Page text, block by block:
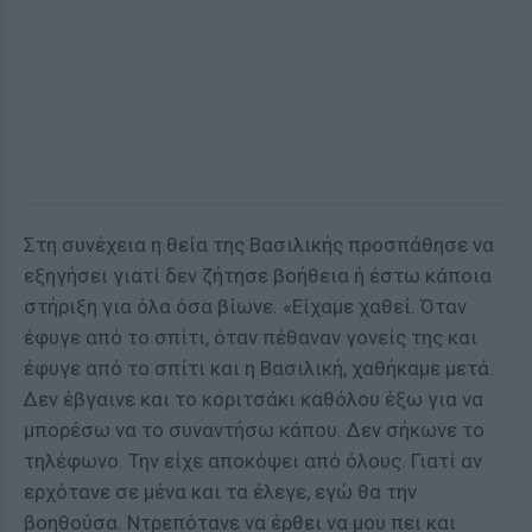
Στη συνέχεια η θεία της Βασιλικής προσπάθησε να
εξηγήσει γιατί δεν ζήτησε βοήθεια ή έστω κάποια
στήριξη για όλα όσα βίωνε. «Είχαμε χαθεί. Όταν
έφυγε από το σπίτι, όταν πέθαναν γονείς της και
έφυγε από το σπίτι και η Βασιλική, χαθήκαμε μετά.
Δεν έβγαινε και το κοριτσάκι καθόλου έξω για να
μπορέσω να το συναντήσω κάπου. Δεν σήκωνε το
τηλέφωνο. Την είχε αποκόψει από όλους. Γιατί αν
ερχότανε σε μένα και τα έλεγε, εγώ θα την
βοηθούσα. Ντρεπότανε να έρθει να μου πει και